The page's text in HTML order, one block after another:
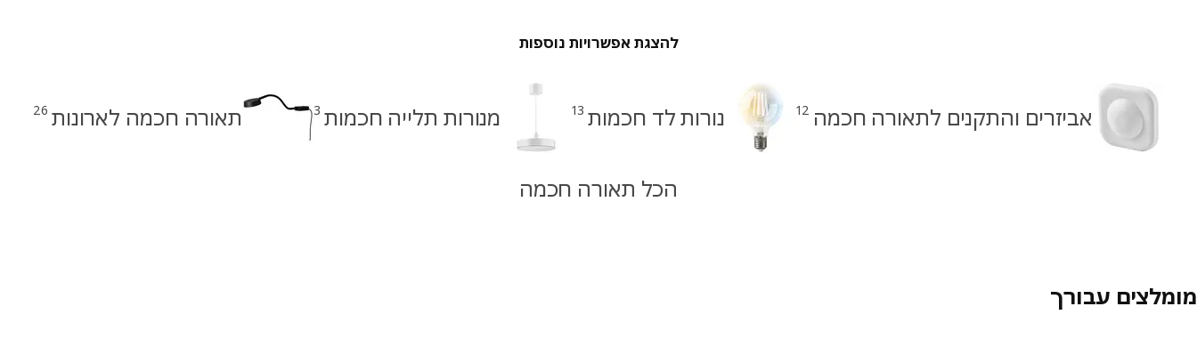
להצגת אפשרויות נוספות
אביזרים והתקנים לתאורה חכמה 12 נורות לד חכמות 13 מנורות תלייה חכמות 3 תאורה חכמה לארונות 26
הכל תאורה חכמה
מומלצים עבורך